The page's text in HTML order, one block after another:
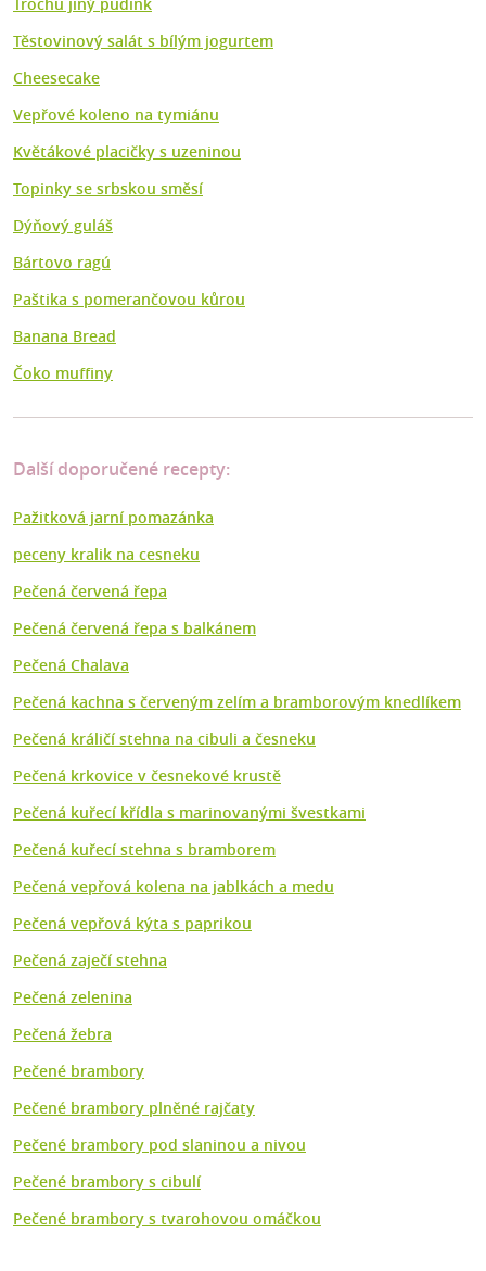
Těstovinový salát s bílým jogurtem
Cheesecake
Vepřové koleno na tymiánu
Květákové placičky s uzeninou
Topinky se srbskou směsí
Dýňový guláš
Bártovo ragú
Paštika s pomerančovou kůrou
Banana Bread
Čoko muffiny
Další doporučené recepty:
Pažitková jarní pomazánka
peceny kralik na cesneku
Pečená červená řepa
Pečená červená řepa s balkánem
Pečená Chalava
Pečená kachna s červeným zelím a bramborovým knedlíkem
Pečená králičí stehna na cibuli a česneku
Pečená krkovice v česnekové krustě
Pečená kuřecí křídla s marinovanými švestkami
Pečená kuřecí stehna s bramborem
Pečená vepřová kolena na jablkách a medu
Pečená vepřová kýta s paprikou
Pečená zaječí stehna
Pečená zelenina
Pečená žebra
Pečené brambory
Pečené brambory plněné rajčaty
Pečené brambory pod slaninou a nivou
Pečené brambory s cibulí
Pečené brambory s tvarohovou omáčkou